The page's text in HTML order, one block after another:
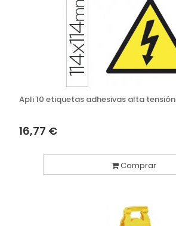
Apli 10 etiquetas adhesivas alta tensión
16,77 €
Comprar